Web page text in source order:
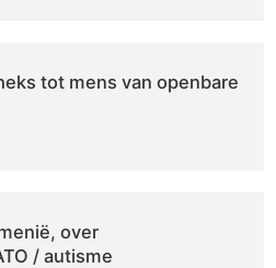
tot mens van openbare
over
/ autisme